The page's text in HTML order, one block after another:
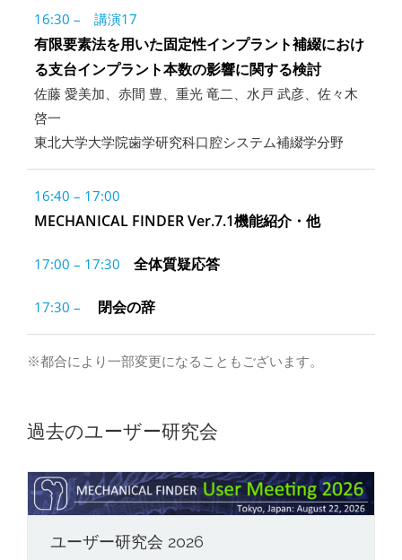
16:30 – 講演17
有限要素法を用いた固定性インプラント補綴におけ
る支台インプラント本数の影響に関する検討
佐藤 愛美加、赤間 豊、重光 竜二、水戸 武彦、佐々木
啓一
東北大学大学院歯学研究科口腔システム補綴学分野
16:40 – 17:00
MECHANICAL FINDER Ver.7.1機能紹介・他
17:00 – 17:30 全体質疑応答
17:30 – 閉会の辞
※都合により一部変更になることもございます。
過去のユーザー研究会
ユーザー研究会 2026